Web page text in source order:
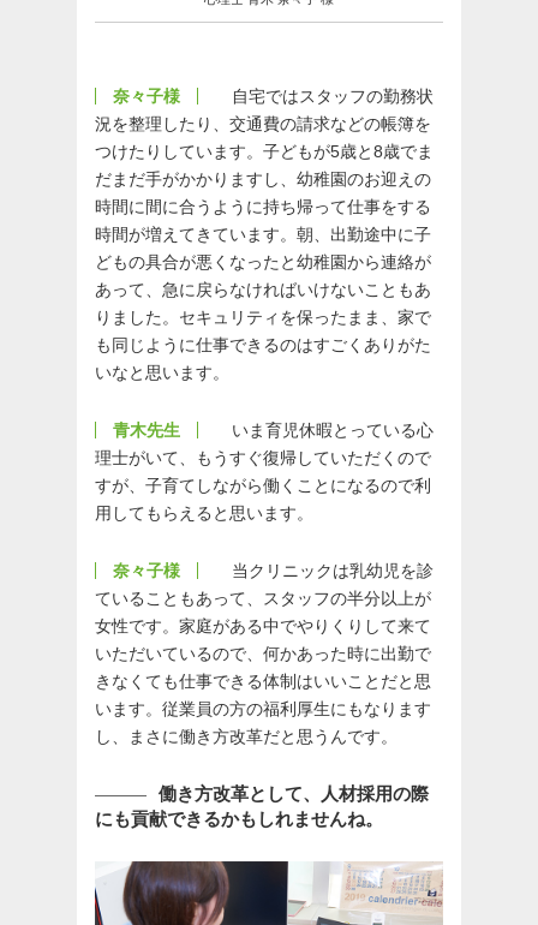
奈々子様
自宅ではスタッフの勤務状
況を整理したり、交通費の請求などの帳簿を
つけたりしています。子どもが5歳と8歳でま
だまだ手がかかりますし、幼稚園のお迎えの
時間に間に合うように持ち帰って仕事をする
時間が増えてきています。朝、出勤途中に子
どもの具合が悪くなったと幼稚園から連絡が
あって、急に戻らなければいけないこともあ
りました。セキュリティを保ったまま、家で
も同じように仕事できるのはすごくありがた
いなと思います。
青木先生
いま育児休暇とっている心
理士がいて、もうすぐ復帰していただくので
すが、子育てしながら働くことになるので利
用してもらえると思います。
奈々子様
当クリニックは乳幼児を診
ていることもあって、スタッフの半分以上が
女性です。家庭がある中でやりくりして来て
いただいているので、何かあった時に出勤で
きなくても仕事できる体制はいいことだと思
います。従業員の方の福利厚生にもなります
し、まさに働き方改革だと思うんです。
働き方改革として、人材採用の際
にも貢献できるかもしれませんね。